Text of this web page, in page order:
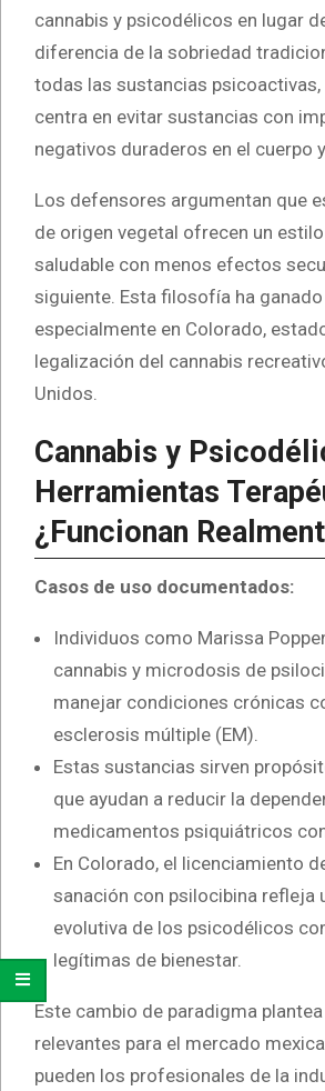
cannabis y psicodélicos en lugar
diferencia de la sobriedad
todas las sustancias
centra en evitar sustancias con
negativos duraderos en el cuerpo
Los defensores argumentan que
de origen vegetal ofrecen un
saludable con menos efectos
siguiente. Esta filosofía ha
especialmente en Colorado,
legalización del cannabis
Unidos.
Cannabis y
Herramientas
¿Funcionan
Casos de uso documentados:
Individuos como Marissa
cannabis y microdosis de
manejar condiciones crónicas
esclerosis múltiple (EM).
Estas sustancias sirven
que ayudan a reducir la
medicamentos psiquiátricos
En Colorado, el licenciamiento
sanación con psilocibina refleja
evolutiva de los psicodélicos
legítimas de bienestar.
Este cambio de paradigma
relevantes para el mercado
pueden los profesionales de la